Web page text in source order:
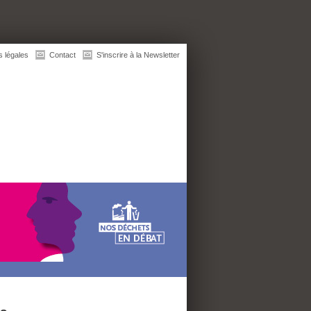
légales Contact S'inscrire à la Newsletter